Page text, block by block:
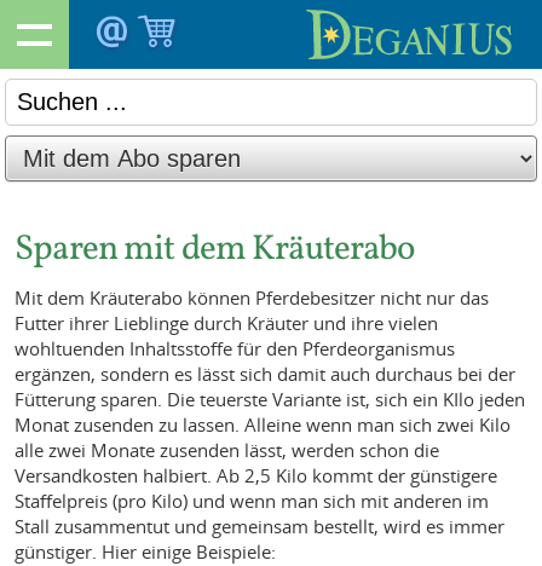
Sparen mit dem Kräuterabo
Mit dem Kräuterabo können Pferdebesitzer nicht nur das
Futter ihrer Lieblinge durch Kräuter und ihre vielen
wohltuenden Inhaltsstoffe für den Pferdeorganismus
ergänzen, sondern es lässt sich damit auch durchaus bei der
Fütterung sparen. Die teuerste Variante ist, sich ein KIlo jeden
Monat zusenden zu lassen. Alleine wenn man sich zwei Kilo
alle zwei Monate zusenden lässt, werden schon die
Versandkosten halbiert. Ab 2,5 Kilo kommt der günstigere
Staffelpreis (pro Kilo) und wenn man sich mit anderen im
Stall zusammentut und gemeinsam bestellt, wird es immer
günstiger. Hier einige Beispiele: